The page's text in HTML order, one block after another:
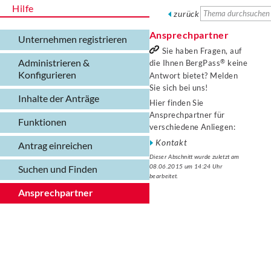
Hilfe
Unternehmen registrieren
Administrieren &
Konfigurieren
Inhalte der Anträge
Funktionen
Antrag einreichen
Suchen und Finden
Ansprechpartner
zurück
Ansprechpartner
Sie haben Fragen, auf
die Ihnen BergPass
keine
Antwort bietet? Melden
Sie sich bei uns!
Hier finden Sie
Ansprechpartner für
verschiedene Anliegen:
Kontakt
Dieser Abschnitt wurde zuletzt am
08.06.2015 um 14:24 Uhr
bearbeitet.